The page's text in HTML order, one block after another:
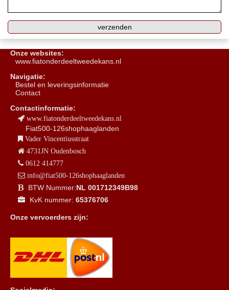
Onze websites:
www.fiatonderdeeltweedekans.nl
Navigatie:
Bestel en leveringsinformatie
Contact
Contactinformatie:
www.fiatonderdeeltweedekans.nl
Fiat500-126shophaaglanden
Vader Vincentiusstraat
4731JN Oudenbosch
0612 414777
info@fiat500-126shophaaglanden
BTW Nummer:NL 001712349B98
KvK nummer: 65376706
Onze vervoerders zijn: